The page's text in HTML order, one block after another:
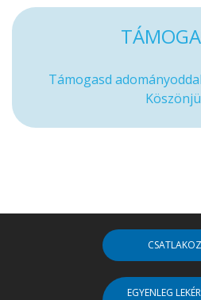
Támogasd
EGYENLEG